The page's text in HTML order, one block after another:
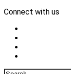
Connect with us